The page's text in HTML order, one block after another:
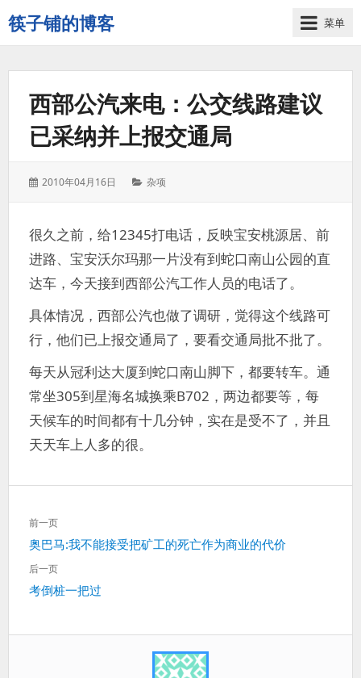
筷子铺的博客
记
录
菜单
西部公汽来电：公交线路建议
已采纳并上报交通局
发
2010年04月16日
分
杂项
很久之前，给12345打电话，反映宝安桃源居、前
进路、宝安沃尔玛那一片没有到蛇口南山公园的直
达车，今天接到西部公汽工作人员的电话了。
具体情况，西部公汽也做了调研，觉得这个线路可
行，他们已上报交通局了，要看交通局批不批了。
每天从冠利达大厦到蛇口南山脚下，都要转车。通
常坐305到星海名城换乘B702，两边都要等，每
天候车的时间都有十几分钟，实在是受不了，并且
天天车上人多的很。
文
章
导
航
前一页
上
一
奥巴马:我不能接受把矿工的死亡作为商业的代价
后一页
下
考倒桩一把过